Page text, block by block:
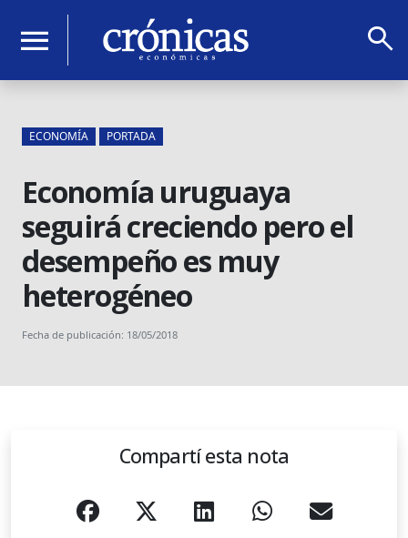
menu search
ECONOMÍA PORTADA
Economía uruguaya
seguirá creciendo pero el
desempeño es muy
heterogéneo
Fecha de publicación: 18/05/2018
Compartí esta nota